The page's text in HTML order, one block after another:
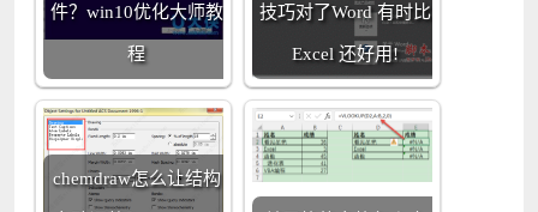
件？win10优化大师教
程
技巧对了Word 有时比
Excel 还好用!
chemdraw怎么让结构